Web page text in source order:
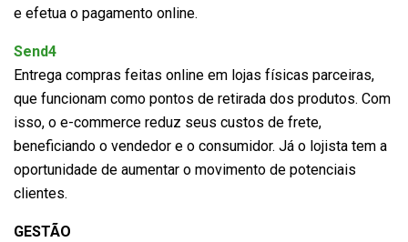
e efetua o pagamento online.
Send4
Entrega compras feitas online em lojas físicas parceiras,
que funcionam como pontos de retirada dos produtos. Com
isso, o e-commerce reduz seus custos de frete,
beneficiando o vendedor e o consumidor. Já o lojista tem a
oportunidade de aumentar o movimento de potenciais
clientes.
GESTÃO